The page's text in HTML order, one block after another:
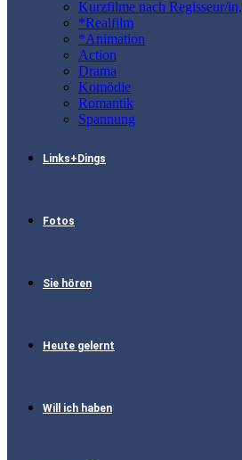
Kurzfilme nach Regisseur/
*Realfilm
*Animation
Action
Drama
Komödie
Romantik
Spannung
Links+Dings
Fotos
Sie hören
Heute gelernt
Will ich haben